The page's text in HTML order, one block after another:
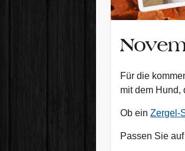
Für die
mit dem Hund,
Ob einZergel-
Passen Sie